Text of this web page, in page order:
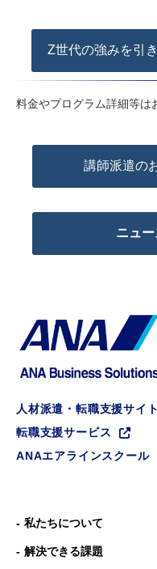
Z世代の強みを引
料金やプログラム詳細等は
講師派遣の
ニュ
人材派遣・転職支援サイト
転職支援サービス
ANAエアラインスクール
私たちについて
解決できる課題